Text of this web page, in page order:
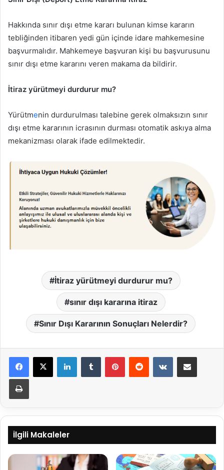
Hakkında sınır dışı etme kararı bulunan kimse kararın
tebliğinden itibaren yedi gün içinde idare mahkemesine
başvurmalıdır. Mahkemeye başvuran kişi bu başvurusunu
sınır dışı etme kararını veren makama da bildirir.
İtiraz yürütmeyi durdurur mu?
Yürütmenin durdurulması talebine gerek olmaksızın sınır
dışı etme kararının icrasının durması otomatik askıya alma
mekanizması olarak ifade edilmektedir.
İtiraz yürütmeyi durdurur mu?
sınır dışı kararına itiraz
Sınır Dışı Kararının Sonuçları Nelerdir?
LinkedInTumblr PinterestReddit VKontakteE-Posta ile paylaş
Yazdır
İlgili Makaleler